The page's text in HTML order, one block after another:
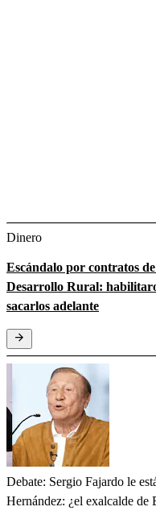
Dinero
Escándalo por contratos
Desarrollo Rural:
sacarlos adelante
Debate: Sergio Fajardo le
Hernández: ¿el exalcalde de